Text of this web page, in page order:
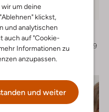
um deine
klickst,
und analytischen
auch auf "Cookie-
Informationen zu
anzupassen.
und weiter
Notre-V
Slingbacks
€ 119,95
€ 59,99